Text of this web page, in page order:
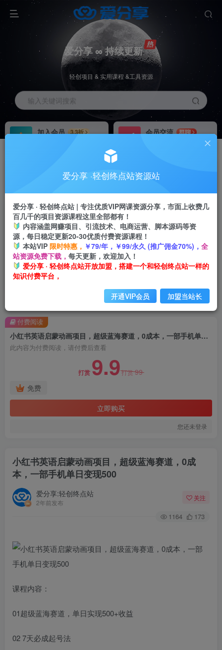
爱分享 ∞ 持续更新
轻创项目 & 实用课程 &工具资源
输入关键词搜索
加入会员
3.3折
会员交流
群聊
推广返佣高达70%
24小时自动赚钱
加入会员享受权益福利
小红书英语启蒙动画项目，超级蓝海赛道，0成本，一部手机单日变现500
此内容为付费阅读，请付费后查看
打赏 9.9打赏99
免费
立即购买
您还未登录
付费阅读
小红书英语启蒙动画项目，超级蓝海赛道，0成
本，一部手机单日变现500
爱分享:轻创终点站
2年前发布
关注
1164 173
课程内容：
01超级蓝海赛道，单日实现500+收益
02 7天必成起号法
爱分享 ·轻创终点站资源站
爱分享 · 轻创终点站 | 专注优质VIP网课资源分享，市面上收费几
百几千的项目资源课程这里全部都有！
内容涵盖网赚项目、引流技术、电商运营、脚本源码等资
源，每日稳定更新20-30优质付费资源课程！
本站VIP 限时特惠， ￥79/年，￥99/永久 (推广佣金70%)， 全
站资源免费下载， 每天更新，欢迎加入！
爱分享 · 轻创终点站开放加盟，搭建一个和轻创终点站一样的
知识付费平台，
开通VIP会员 加盟当站长